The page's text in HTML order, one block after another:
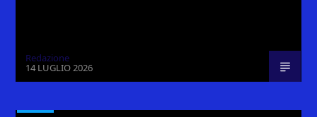
Redazione
14 LUGLIO 2026